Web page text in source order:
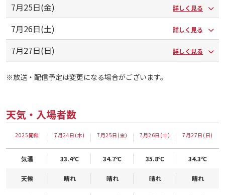
7月25日(金) 詳しく見る
7月26日(土) 詳しく見る
7月27日(日) 詳しく見る
※放送・配信予定は変更になる場合がございます。
天気・入場者数
2025開催 7月24日(木) 7月25日(金) 7月26日(土) 7月27日(日)
気温 33.4℃ 34.7℃ 35.8℃ 34.3℃
天候 晴れ 晴れ 晴れ 晴れ